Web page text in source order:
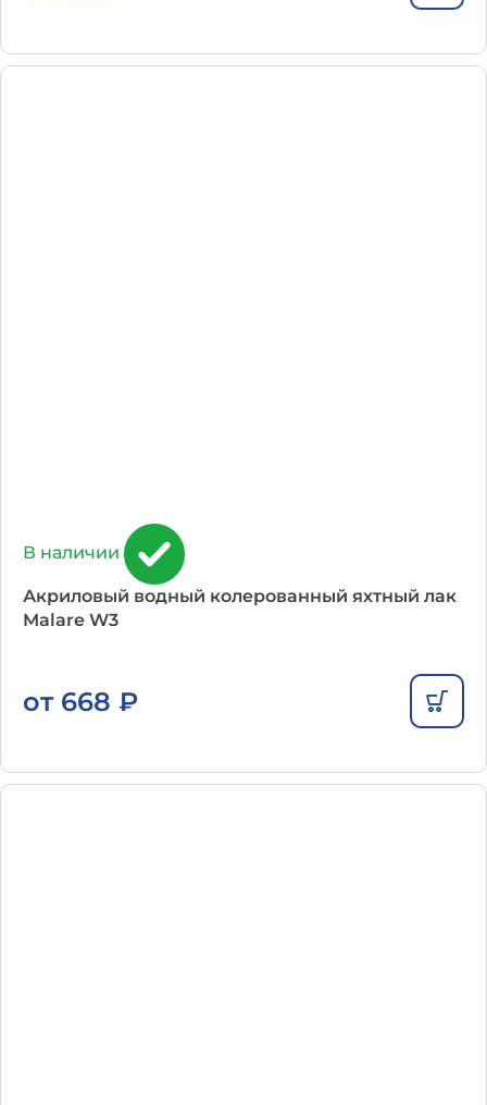
В наличии
Акриловый водный колерованный яхтный лак
Malare W3
от 668 ₽